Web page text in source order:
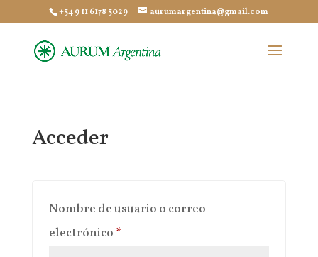
+54 9 11 6178 5029 aurumargentina@gmail.com
Acceder
Nombre de usuario o correo
electrónico *Obligatorio